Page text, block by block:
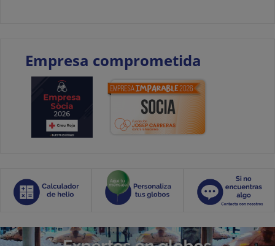
Empresa comprometida